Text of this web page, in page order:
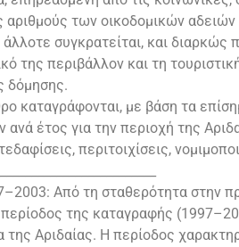
των οικοδομικών
άλλοτε συγκρατείται, και
της περιβάλλον και τη
δόμησης.
καταγράφονται, με βάση τα
ανά έτος για την περιοχή της
περιτοιχίσεις,
Από τη σταθερότητα στην
της καταγραφής
της Αριδαίας. Η περίοδος